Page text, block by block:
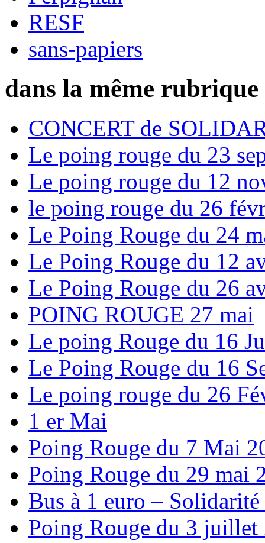
RESF
sans-papiers
dans la même rubrique
CONCERT de
Le poing rouge du 23
Le poing rouge du 12
le poing rouge du 26
Le Poing Rouge du 24
Le Poing Rouge du 12
Le Poing Rouge du 26
POING ROUGE 27 mai
Le poing Rouge du 16
Le Poing Rouge du 16
Le poing rouge du 26
1 er Mai
Poing Rouge du 7 Mai
Poing Rouge du 29 mai
Bus à 1 euro –
Poing Rouge du 3 juillet